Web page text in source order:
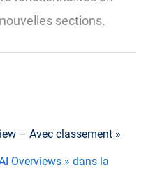
sections.
– Avec classement »
Overviews » dans la